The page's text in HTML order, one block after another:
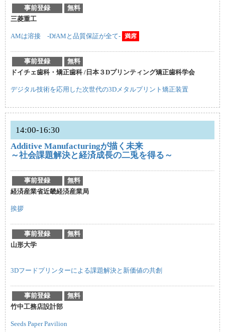
事前登録
無料
三菱重工
AMは溶接 -DfAMと品質保証が全て- 満席
事前登録
無料
ドイチェ歯科・矯正歯科 /日本３Dプリンティング矯正歯科学会
デジタル技術を応用した次世代の3Dメタルプリント矯正装置
14:00-16:30
Additive Manufacturingが描く未来
～社会課題解決と経済成長の二兎を得る～
事前登録
無料
経済産業省近畿経済産業局
挨拶
事前登録
無料
山形大学
3Dフードプリンターによる課題解決と新価値の共創
事前登録
無料
竹中工務店設計部
Seeds Paper Pavilion